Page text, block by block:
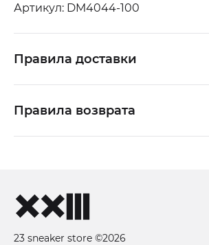
Артикул: DM4044-100
Правила доставки
Правила возврата
23 sneaker store ©2026